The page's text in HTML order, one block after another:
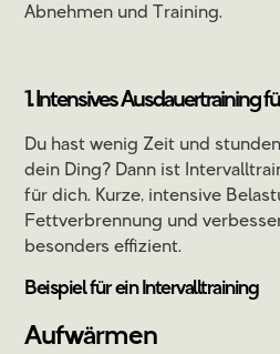
Abnehmen und Training.
1. Intensives Ausdauertraining
Du hast wenig Zeit und
dein Ding? Dann ist
für dich. Kurze, intensive
Fettverbrennung und
besonders effizient.
Beispiel für ein Intervalltraining
Aufwärmen